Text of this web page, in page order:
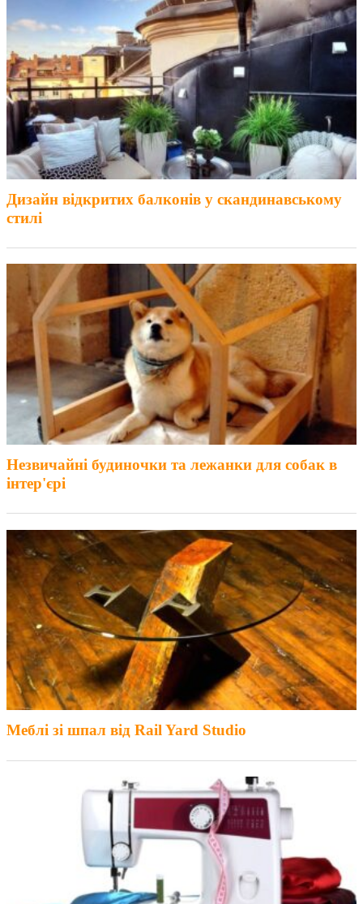
Дизайн відкритих балконів у скандинавському
стилі
Незвичайні будиночки та лежанки для собак в
інтер'єрі
Меблі зі шпал від Rail Yard Studio